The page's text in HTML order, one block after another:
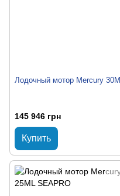
Лодочный мотор Mercury 30M
145 946 грн
Купить